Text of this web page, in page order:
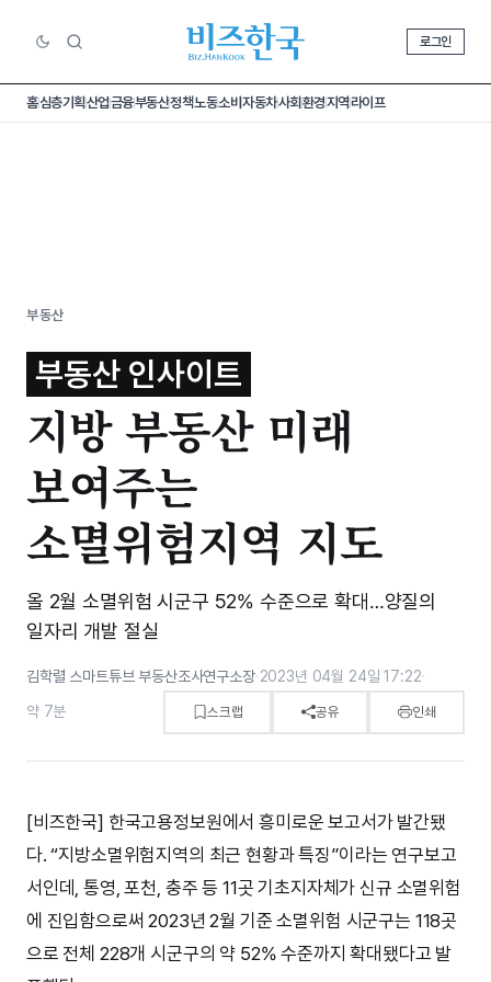
로그인
홈심층기획산업금융부동산정책노동소비 자동차사회환경지역라이프
부동산
부동산 인사이트
지방 부동산 미래
보여주는
소멸위험지역 지도
올 2월 소멸위험 시군구 52% 수준으로 확대…양질의
일자리 개발 절실
김학렬 스마트튜브 부동산조사연구소장·2023년 04월 24일 17:22·
약 7분 스크랩 공유 인쇄
[비즈한국] 한국고용정보원에서 흥미로운 보고서가 발간됐
다. “지방소멸위험지역의 최근 현황과 특징”이라는 연구보고
서인데, 통영, 포천, 충주 등 11곳 기초지자체가 신규 소멸위험
에 진입함으로써 2023년 2월 기준 소멸위험 시군구는 118곳
으로 전체 228개 시군구의 약 52% 수준까지 확대됐다고 발